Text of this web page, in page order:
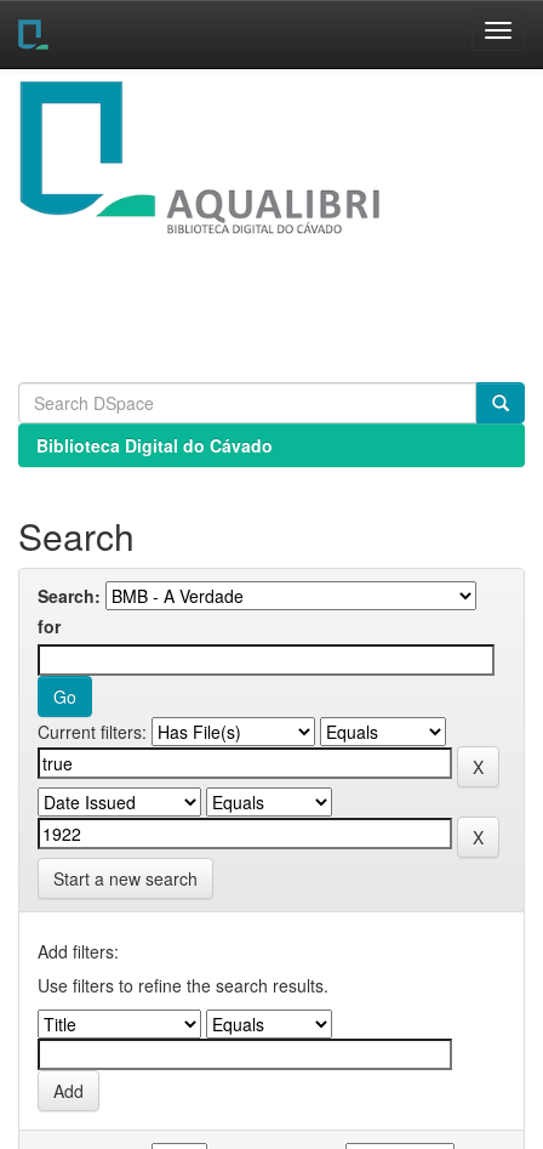
Skip
Biblioteca Digital do Cávado
Search
Search:
for
Current filters:
Start a new search
Add filters:
Use filters to refine the search results.